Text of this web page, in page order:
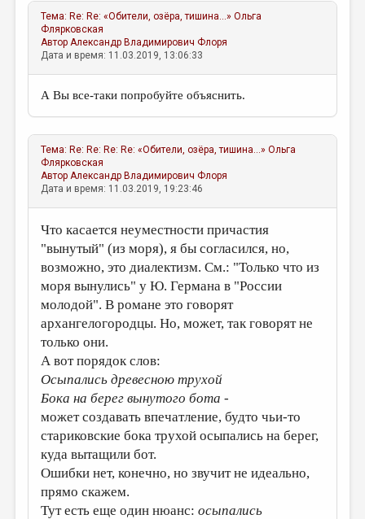
Тема: Re: Re: «Обители, озёра, тишина...» Ольга
Флярковская
АвторАлександр Владимирович Флоря
Дата и время: 11.03.2019, 13:06:33
А Вы все-таки попробуйте объяснить.
Тема: Re: Re: Re: Re: «Обители, озёра, тишина...» Ольга
Флярковская
АвторАлександр Владимирович Флоря
Дата и время: 11.03.2019, 19:23:46
Что касается неуместности причастия
"вынутый" (из моря), я бы согласился, но,
возможно, это диалектизм. См.: "Только что из
моря вынулись" у Ю. Германа в "России
молодой". В романе это говорят
архангелогородцы. Но, может, так говорят не
только они.
А вот порядок слов:
Осыпались древесною трухой
Бока на берег вынутого бота -
может создавать впечатление, будто чьи-то
стариковские бока трухой осыпались на берег,
куда вытащили бот.
Ошибки нет, конечно, но звучит не идеально,
прямо скажем.
Тут есть еще один нюанс:осыпались